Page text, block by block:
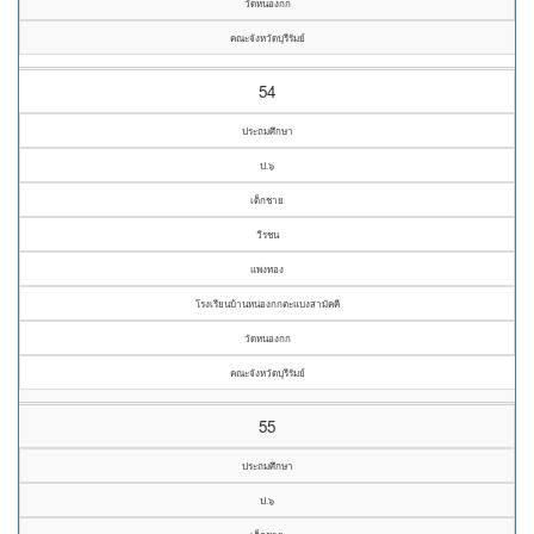
วัดหนองกก
คณะจังหวัดบุรีรัมย์
54
ประถมศึกษา
ป.๖
เด็กชาย
วีรชน
แพงทอง
โรงเรียนบ้านหนองกกตะแบงสามัคคี
วัดหนองกก
คณะจังหวัดบุรีรัมย์
55
ประถมศึกษา
ป.๖